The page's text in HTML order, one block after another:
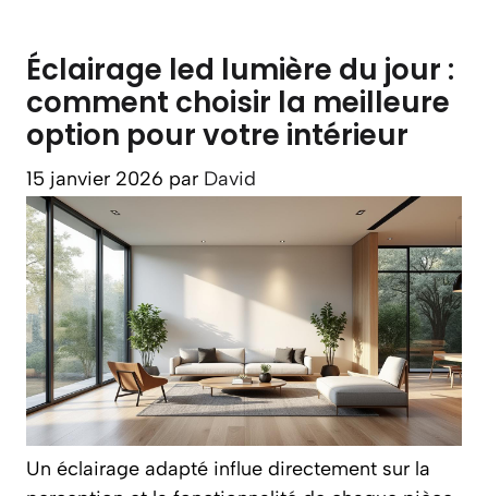
Éclairage led lumière du jour :
comment choisir la meilleure
option pour votre intérieur
15 janvier 2026 par David
Un éclairage adapté influe directement sur la